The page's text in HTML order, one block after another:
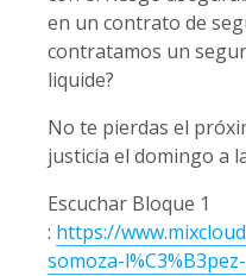
en un contrato de
contratamos un
liquide?
No te pierdas el
justicia el domingo a
Escuchar Bloque 1
: https://
somoza-